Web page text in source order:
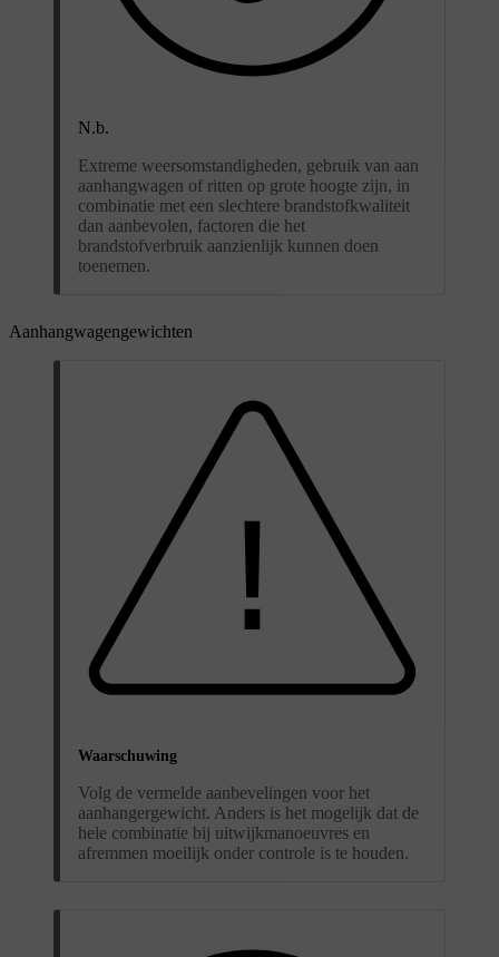
N.b.
Extreme weersomstandigheden, gebruik van aan
aanhangwagen of ritten op grote hoogte zijn, in
combinatie met een slechtere brandstofkwaliteit
dan aanbevolen, factoren die het
brandstofverbruik aanzienlijk kunnen doen
toenemen.
Aanhangwagengewichten
Waarschuwing
Volg de vermelde aanbevelingen voor het
aanhangergewicht. Anders is het mogelijk dat de
hele combinatie bij uitwijkmanoeuvres en
afremmen moeilijk onder controle is te houden.